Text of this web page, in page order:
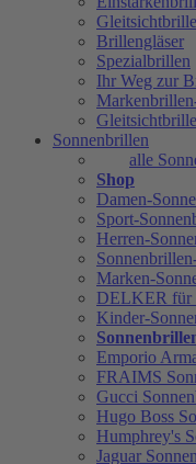
Brillengläser
Spezialbrillen
Ihr Weg zur
Sonnenbrillen
alle
Shop
Damen-
Sport-
Herren-
Marken-
DELKER für
Kinder-
Emporio
FRAIMS
Gucci
Hugo Boss
Humphrey's
Jaguar